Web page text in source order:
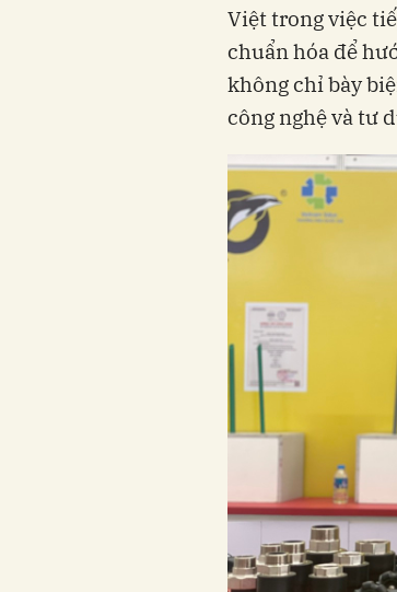
Việt trong việc
chuẩn hóa để
không chỉ bày
công nghệ và tư